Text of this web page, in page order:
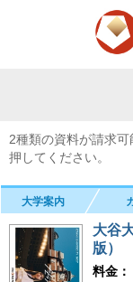
2種類の資料が請求
押してください。
大学案内
大谷
版）
料金：